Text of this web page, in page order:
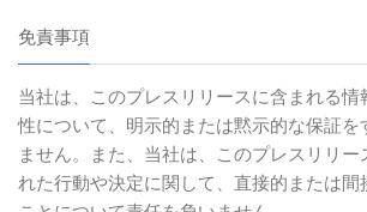
免責事項
当社は、このプレスリリースに含まれる情
性について、明示的または黙示的な保証を
ません。また、当社は、このプレスリリー
れた行動や決定に関して、直接的または間